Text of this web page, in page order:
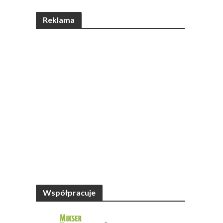
Reklama
Współpracuje